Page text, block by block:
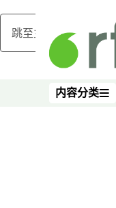
跳至主内容
内容分类
内容分类